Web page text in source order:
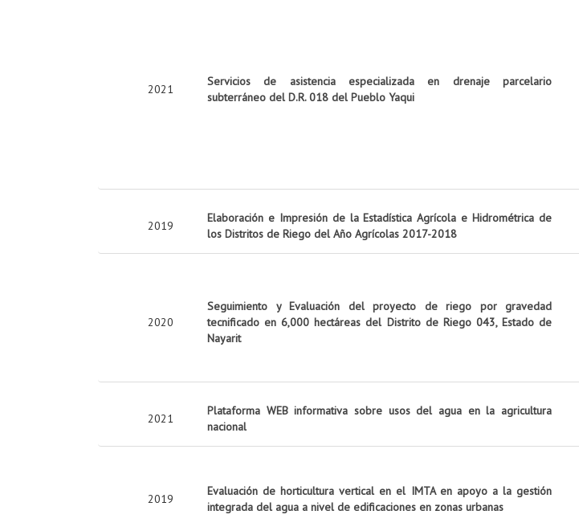
2021
Servicios de asistencia especializada en drenaje parcelario
subterráneo del D.R. 018 del Pueblo Yaqui
2019
Elaboración e Impresión de la Estadística Agrícola e Hidrométrica de
los Distritos de Riego del Año Agrícolas 2017-2018
2020
Seguimiento y Evaluación del proyecto de riego por gravedad
tecnificado en 6,000 hectáreas del Distrito de Riego 043, Estado de
Nayarit
2021
Plataforma WEB informativa sobre usos del agua en la agricultura
nacional
2019
Evaluación de horticultura vertical en el IMTA en apoyo a la gestión
integrada del agua a nivel de edificaciones en zonas urbanas